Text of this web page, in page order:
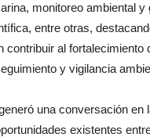
monitoreo ambiental y
entre otras,
contribuir al fortalecimiento
y vigilancia
una conversación en
existentes